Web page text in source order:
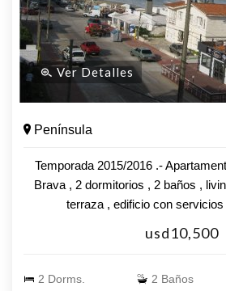
Ver Detalles
Península
Temporada 2015/2016 .-
Brava , 2 dormitorios , 2 baños ,
terraza , edificio con
usd10,500
2 Dorms. 2 Baños